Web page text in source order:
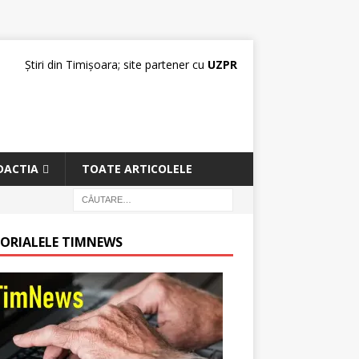
Știri din Timișoara; site partener cu UZPR
TOATE ARTICOLELE
TIMNEWS